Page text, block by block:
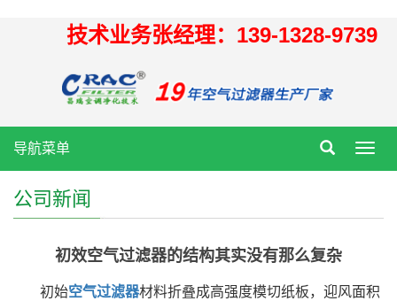
技术业务张经理：139-1328-9739
导航菜单
公司新闻
初效空气过滤器的结构其实没有那么复杂
初始空气过滤器材料折叠成高强度模切纸板，迎风面积